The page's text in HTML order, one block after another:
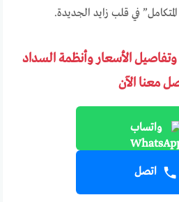
في قلب زايد الجديدة.
وتفاصيل الأسعار وأنظمة السداد
معنا الآن
واتساب
اتصل